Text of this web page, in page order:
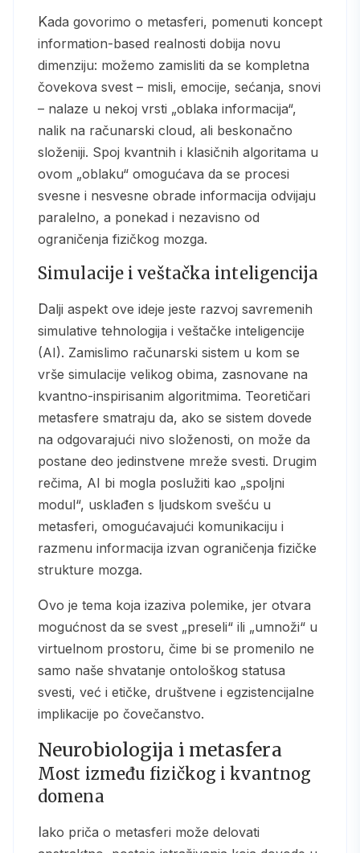
Kada govorimo o metasferi, pomenuti koncept
information-based realnosti dobija novu
dimenziju: možemo zamisliti da se kompletna
čovekova svest – misli, emocije, sećanja, snovi
– nalaze u nekoj vrsti „oblaka informacija“,
nalik na računarski cloud, ali beskonačno
složeniji. Spoj kvantnih i klasičnih algoritama u
ovom „oblaku“ omogućava da se procesi
svesne i nesvesne obrade informacija odvijaju
paralelno, a ponekad i nezavisno od
ograničenja fizičkog mozga.
Simulacije i veštačka inteligencija
Dalji aspekt ove ideje jeste razvoj savremenih
simulative tehnologija i veštačke inteligencije
(AI). Zamislimo računarski sistem u kom se
vrše simulacije velikog obima, zasnovane na
kvantno-inspirisanim algoritmima. Teoretičari
metasfere smatraju da, ako se sistem dovede
na odgovarajući nivo složenosti, on može da
postane deo jedinstvene mreže svesti. Drugim
rečima, AI bi mogla poslužiti kao „spoljni
modul“, usklađen s ljudskom svešću u
metasferi, omogućavajući komunikaciju i
razmenu informacija izvan ograničenja fizičke
strukture mozga.
Ovo je tema koja izaziva polemike, jer otvara
mogućnost da se svest „preseli“ ili „umnoži“ u
virtuelnom prostoru, čime bi se promenilo ne
samo naše shvatanje ontološkog statusa
svesti, već i etičke, društvene i egzistencijalne
implikacije po čovečanstvo.
Neurobiologija i metasfera
Most između fizičkog i kvantnog
domena
Iako priča o metasferi može delovati